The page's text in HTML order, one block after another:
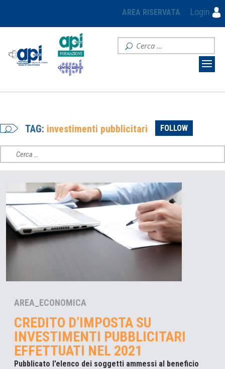
AREA RISERVATA Login
TAG: investimenti pubblicitari FOLLOW
AREA_ECONOMICA
CREDITO D’IMPOSTA SU
INVESTIMENTI PUBBLICITARI
EFFETTUATI NEL 2021
Pubblicato l’elenco dei soggetti ammessi al beneficio